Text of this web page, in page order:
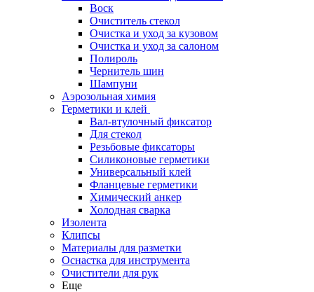
Воск
Очиститель стекол
Очистка и уход за кузовом
Очистка и уход за салоном
Полироль
Чернитель шин
Шампуни
Аэрозольная химия
Герметики и клей
Вал-втулочный фиксатор
Для стекол
Резьбовые фиксаторы
Силиконовые герметики
Универсальный клей
Фланцевые герметики
Химический анкер
Холодная сварка
Изолента
Клипсы
Материалы для разметки
Оснастка для инструмента
Очистители для рук
Еще